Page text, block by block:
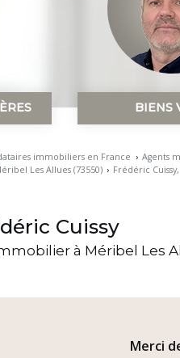
BIENS
immobiliers en France › Agents
Les Allues (73550) › Frédéric
Cuissy
à Méribel Les
Merci